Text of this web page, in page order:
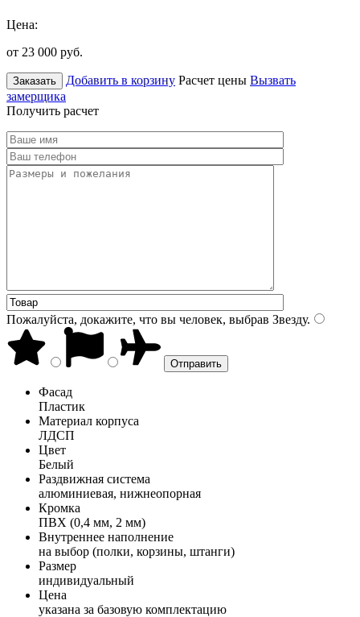
Цена:
от 23 000 руб.
Заказать Добавить в корзину Расчет цены Вызвать
замерщика
Получить расчет
Пожалуйста, докажите, что вы человек, выбрав Звезду.
Фасад
Пластик
Материал корпуса
ЛДСП
Цвет
Белый
Раздвижная система
алюминиевая, нижнеопорная
Кромка
ПВХ (0,4 мм, 2 мм)
Внутреннее наполнение
на выбор (полки, корзины, штанги)
Размер
индивидуальный
Цена
указана за базовую комплектацию